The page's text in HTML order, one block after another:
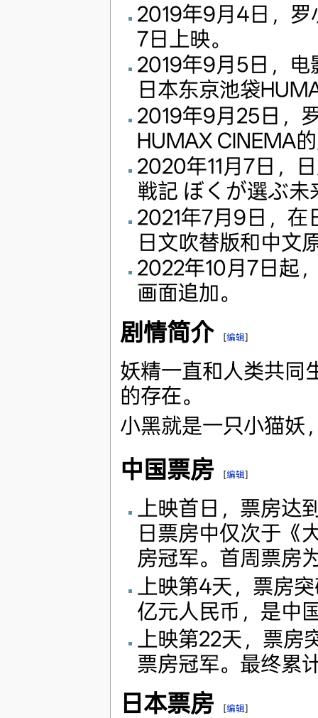
2019年9月4日，罗
7日上映。
2019年9月5日，
日本东京池袋
2019年9月25日，
HUMAX CINEMA
2020年11月7日，
戦記 ぼくが選ぶ未
2021年7月9日，在
日文吹替版和中文
2022年10月7日起
画面追加。
剧情简介 [编辑]
妖精一直和人类共同
的存在。
小黑就是一只小猫妖
中国票房 [编辑]
上映首日，票房达
日票房中仅次于《
房冠军。首周票房
上映第4天，票房
亿元人民币，是中
上映第22天，票房
票房冠军。最终累
日本票房 [编辑]